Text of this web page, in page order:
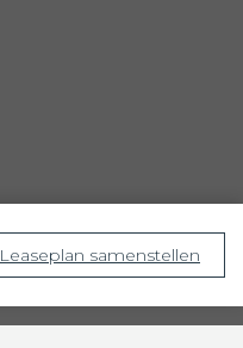
Leaseplan samenstellen